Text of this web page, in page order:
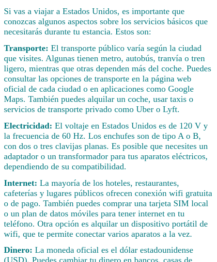
Si vas a viajar a Estados Unidos, es importante que
conozcas algunos aspectos sobre los servicios básicos que
necesitarás durante tu estancia. Estos son:
Transporte: El transporte público varía según la ciudad
que visites. Algunas tienen metro, autobús, tranvía o tren
ligero, mientras que otras dependen más del coche. Puedes
consultar las opciones de transporte en la página web
oficial de cada ciudad o en aplicaciones como Google
Maps. También puedes alquilar un coche, usar taxis o
servicios de transporte privado como Uber o Lyft.
Electricidad: El voltaje en Estados Unidos es de 120 V y
la frecuencia de 60 Hz. Los enchufes son de tipo A o B,
con dos o tres clavijas planas. Es posible que necesites un
adaptador o un transformador para tus aparatos eléctricos,
dependiendo de su compatibilidad.
Internet: La mayoría de los hoteles, restaurantes,
cafeterías y lugares públicos ofrecen conexión wifi gratuita
o de pago. También puedes comprar una tarjeta SIM local
o un plan de datos móviles para tener internet en tu
teléfono. Otra opción es alquilar un dispositivo portátil de
wifi, que te permite conectar varios aparatos a la vez.
Dinero: La moneda oficial es el dólar estadounidense